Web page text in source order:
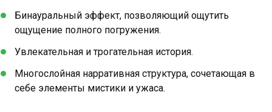
Бинауральный эффект, позволяющий ощутить
ощущение полного погружения.
Увлекательная и трогательная история.
Многослойная нарративная структура, сочетающая в
себе элементы мистики и ужаса.